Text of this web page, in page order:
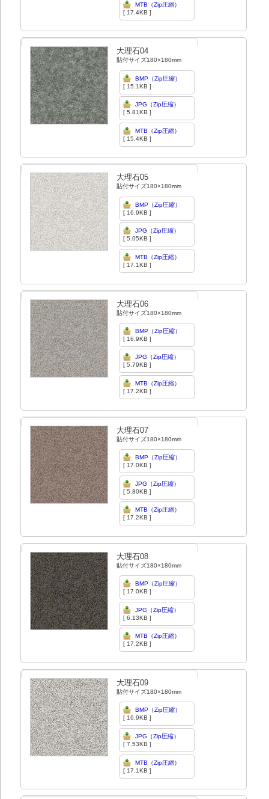
MTB（Zip圧縮）
[ 17.4KB ]
大理石04
貼付サイズ180×180mm
BMP（Zip圧縮）
[ 15.1KB ]
JPG（Zip圧縮）
[ 5.81KB ]
MTB（Zip圧縮）
[ 15.4KB ]
大理石05
貼付サイズ180×180mm
BMP（Zip圧縮）
[ 16.9KB ]
JPG（Zip圧縮）
[ 5.05KB ]
MTB（Zip圧縮）
[ 17.1KB ]
大理石06
貼付サイズ180×180mm
BMP（Zip圧縮）
[ 16.9KB ]
JPG（Zip圧縮）
[ 5.79KB ]
MTB（Zip圧縮）
[ 17.2KB ]
大理石07
貼付サイズ180×180mm
BMP（Zip圧縮）
[ 17.0KB ]
JPG（Zip圧縮）
[ 5.80KB ]
MTB（Zip圧縮）
[ 17.2KB ]
大理石08
貼付サイズ180×180mm
BMP（Zip圧縮）
[ 17.0KB ]
JPG（Zip圧縮）
[ 6.13KB ]
MTB（Zip圧縮）
[ 17.2KB ]
大理石09
貼付サイズ180×180mm
BMP（Zip圧縮）
[ 16.9KB ]
JPG（Zip圧縮）
[ 7.53KB ]
MTB（Zip圧縮）
[ 17.1KB ]